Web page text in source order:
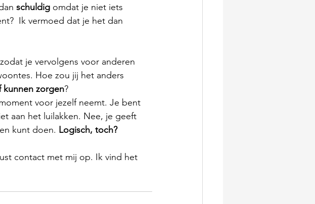
schuldig omdat je niet iets
Ik vermoed dat je het dan
je vervolgens voor anderen
Hoe zou jij het anders
kunnen zorgen?
voor jezelf neemt. Je bent
aan het luilakken. Nee, je geeft
kunt doen. Logisch, toch?
contact met mij op. Ik vind het